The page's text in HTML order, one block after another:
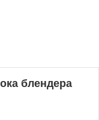
блендера